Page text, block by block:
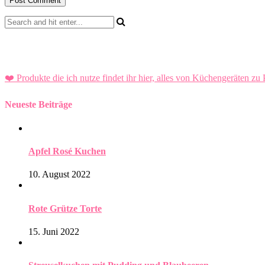
❤️ Produkte die ich nutze findet ihr hier, alles von Küchengeräten zu
Neueste Beiträge
Apfel Rosé Kuchen
10. August 2022
Rote Grütze Torte
15. Juni 2022